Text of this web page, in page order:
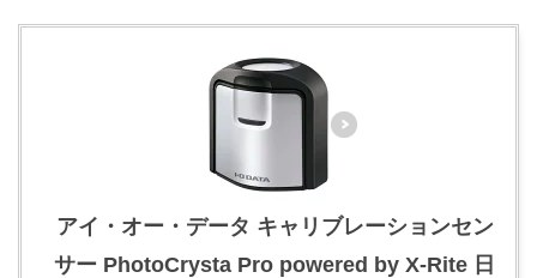
アイ・オー・データ キャリブレーションセン
サー PhotoCrysta Pro powered by X-Rite 日